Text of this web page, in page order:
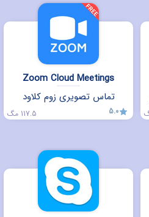
Zoom Cloud Meetings
تماس تصویری زوم کلاود
5.0 117.5 مگ